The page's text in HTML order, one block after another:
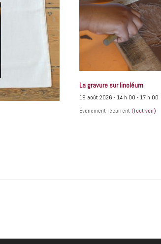
La gravure sur linoléum
19 août 2026 - 14 h 00 - 17 h 00
Événement récurrent (Tout voir)